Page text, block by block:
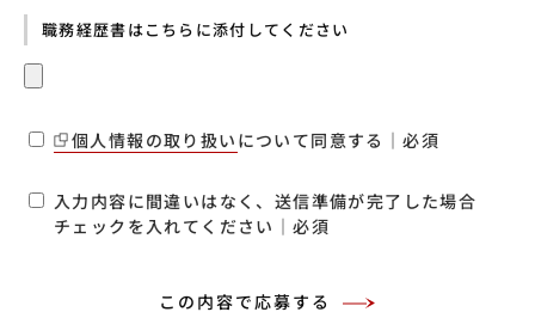
職務経歴書はこちらに添付してください
個人情報の取り扱い について同意する｜必須
入力内容に間違いはなく、送信準備が完了した場合
チェックを入れてください｜必須